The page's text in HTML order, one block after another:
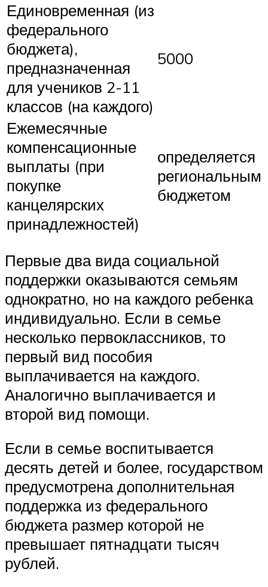
Единовременная (из
федерального
бюджета),
предназначенная
для учеников 2-11
классов (на каждого)
5000
Ежемесячные
компенсационные
выплаты (при
покупке
канцелярских
принадлежностей)
определяется
региональным
бюджетом
Первые два вида социальной
поддержки оказываются семьям
однократно, но на каждого ребенка
индивидуально. Если в семье
несколько первоклассников, то
первый вид пособия
выплачивается на каждого.
Аналогично выплачивается и
второй вид помощи.
Если в семье воспитывается
десять детей и более, государством
предусмотрена дополнительная
поддержка из федерального
бюджета размер которой не
превышает пятнадцати тысяч
рублей.